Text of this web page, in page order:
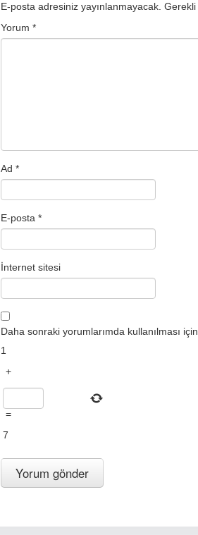
E-posta adresiniz yayınlanmayacak.
Yorum *
Ad *
E-posta *
İnternet sitesi
Daha sonraki yorumlarımda kullanılması
1
+
=
7